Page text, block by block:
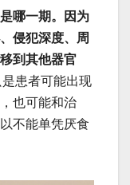
哪一期。因为
侵犯深度、周
到其他器官
是患者可能出现
也可能和治
不能单凭厌食